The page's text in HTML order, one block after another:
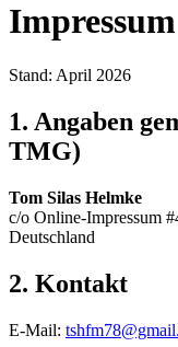
Impressum
Stand: April 2026
1. Angaben
TMG)
Tom Silas Helmke
c/o Online-Impressum
Deutschland
2. Kontakt
E-Mail: